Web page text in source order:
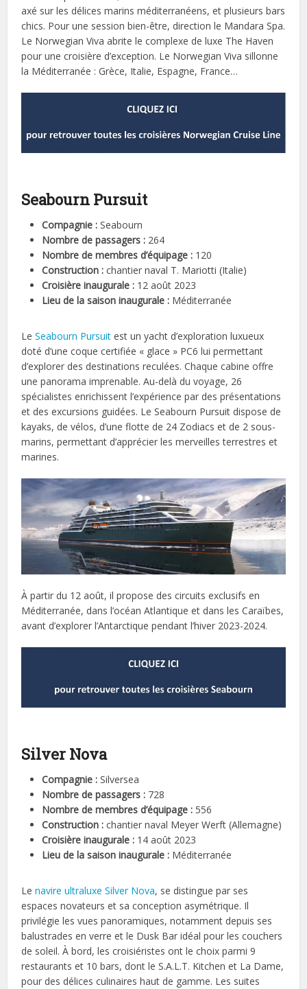
axé sur les délices marins méditerranéens, et plusieurs bars
chics. Pour une session bien-être, direction le Mandara Spa.
Le Norwegian Viva abrite le complexe de luxe The Haven
pour une croisière d’exception. Le Norwegian Viva sillonne
la Méditerranée : Grèce, Italie, Espagne, France…
Seabourn Pursuit
Compagnie : Seabourn
Nombre de passagers : 264
Nombre de membres d’équipage : 120
Construction : chantier naval T. Mariotti (Italie)
Croisière inaugurale : 12 août 2023
Lieu de la saison inaugurale : Méditerranée
LeSeabourn Pursuitest un yacht d’exploration luxueux
doté d’une coque certifiée « glace » PC6 lui permettant
d’explorer des destinations reculées. Chaque cabine offre
une panorama imprenable. Au-delà du voyage, 26
spécialistes enrichissent l’expérience par des présentations
et des excursions guidées. Le Seabourn Pursuit dispose de
kayaks, de vélos, d’une flotte de 24 Zodiacs et de 2 sous-
marins, permettant d’apprécier les merveilles terrestres et
marines.
À partir du 12 août, il propose des circuits exclusifs en
Méditerranée, dans l’océan Atlantique et dans les Caraïbes,
avant d’explorer l’Antarctique pendant l’hiver 2023-2024.
Silver Nova
Compagnie : Silversea
Nombre de passagers : 728
Nombre de membres d’équipage : 556
Construction : chantier naval Meyer Werft (Allemagne)
Croisière inaugurale : 14 août 2023
Lieu de la saison inaugurale : Méditerranée
Lenavire ultraluxe Silver Nova, se distingue par ses
espaces novateurs et sa conception asymétrique. Il
privilégie les vues panoramiques, notamment depuis ses
balustrades en verre et le Dusk Bar idéal pour les couchers
de soleil. À bord, les croisiéristes ont le choix parmi 9
restaurants et 10 bars, dont le S.A.L.T. Kitchen et La Dame,
pour des délices culinaires haut de gamme. Les suites